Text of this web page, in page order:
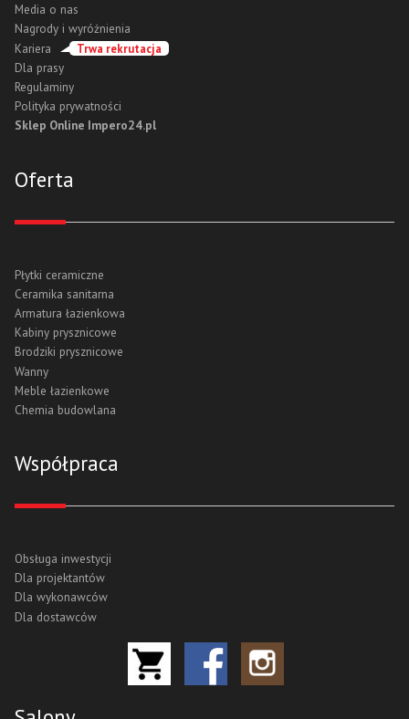
Media o nas
Nagrody i wyróżnienia
Kariera
Trwa rekrutacja
Dla prasy
Regulaminy
Polityka prywatności
Sklep Online Impero24.pl
Oferta
Płytki ceramiczne
Ceramika sanitarna
Armatura łazienkowa
Kabiny prysznicowe
Brodziki prysznicowe
Wanny
Meble łazienkowe
Chemia budowlana
Współpraca
Obsługa inwestycji
Dla projektantów
Dla wykonawców
Dla dostawców